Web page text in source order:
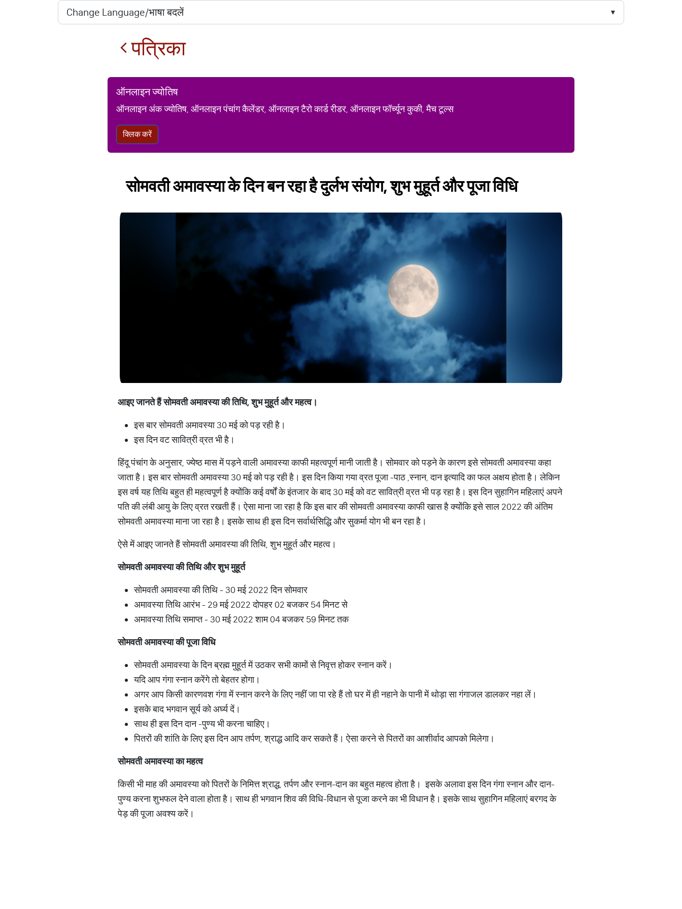
पत्रिका
ऑनलाइन ज्योतिष
ऑनलाइन अंक ज्योतिष, ऑनलाइन पंचांग कैलेंडर, ऑनलाइन टैरो कार्ड रीडर, ऑनलाइन फॉर्च्यून कुकी, मैच टूल्स
क्लिक करें
सोमवती अमावस्या के दिन बन रहा है दुर्लभ संयोग, शुभ मुहूर्त और पूजा विधि
आइएजानतेहैंसोमवतीअमावस्याकीतिथि,शुभमुहूर्तऔरमहत्व।
इस बार सोमवती अमावस्या 30 मई को पड़ रही है।
इस दिन वट सावित्री व्रत भी है।
हिंदू पंचांग के अनुसार, ज्येष्ठ मास में पड़ने वाली अमावस्या काफी महत्वपूर्ण मानी जाती है। सोमवार को पड़ने के कारण इसे सोमवती अमावस्या कहा
जाता है। इस बार सोमवती अमावस्या 30 मई को पड़ रही है। इस दिन किया गया व्रत पूजा -पाठ ,स्नान, दान इत्यादि का फल अक्षय होता है। लेकिन
इस वर्ष यह तिथि बहुत ही महत्वपूर्ण है क्योंकि कई वर्षों के इंतजार के बाद 30 मई को वट सावित्री व्रत भी पड़ रहा है। इस दिन सुहागिन महिलाएं अपने
पति की लंबी आयु के लिए व्रत रखती हैं। ऐसा माना जा रहा है कि इस बार की सोमवती अमावस्या काफी खास है क्योंकि इसे साल 2022 की अंतिम
सोमवती अमावस्या माना जा रहा है। इसके साथ ही इस दिन सर्वार्थसिद्धि और सुकर्मा योग भी बन रहा है।
ऐसे में आइए जानते हैं सोमवती अमावस्या की तिथि, शुभ मुहूर्त और महत्व।
सोमवतीअमावस्याकीतिथिऔरशुभमुहूर्त
सोमवती अमावस्या की तिथि - 30 मई 2022 दिन सोमवार
अमावस्या तिथि आरंभ - 29 मई 2022 दोपहर 02 बजकर 54 मिनट से
अमावस्या तिथि समाप्त - 30 मई 2022 शाम 04 बजकर 59 मिनट तक
सोमवतीअमावस्याकीपूजाविधि
सोमवती अमावस्या के दिन ब्रह्म मुहूर्त में उठकर सभी कामों से निवृत्त होकर स्नान करें।
यदि आप गंगा स्नान करेंगे तो बेहतर होगा।
अगर आप किसी कारणवश गंगा में स्नान करने के लिए नहीं जा पा रहे हैं तो घर में ही नहाने के पानी में थोड़ा सा गंगाजल डालकर नहा लें।
इसके बाद भगवान सूर्य को अर्घ्य दें।
साथ ही इस दिन दान -पुण्य भी करना चाहिए।
पितरों की शांति के लिए इस दिन आप तर्पण, श्राद्ध आदि कर सकते हैं। ऐसा करने से पितरों का आशीर्वाद आपको मिलेगा।
सोमवतीअमावस्याकामहत्व
किसी भी माह की अमावस्या को पितरों के निमित्त श्राद्ध, तर्पण और स्नान-दान का बहुत महत्व होता है। इसके अलावा इस दिन गंगा स्नान और दान-
पुण्य करना शुभफल देने वाला होता है। साथ ही भगवान शिव की विधि-विधान से पूजा करने का भी विधान है। इसके साथ सुहागिन महिलाएं बरगद के
पेड़ की पूजा अवश्य करें।